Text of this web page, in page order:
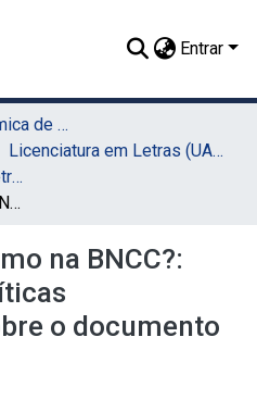
Entrar
04. Unidade Acadêmica de Garanhuns (UAG)
Licenciatura em Letras (UAG)
TCC - Licenciatura em Letras (UAG)
Discurso (i)legítimo na BNCC?: contribuições críticas investigativas sobre o documento
na BNCC?:
o documento